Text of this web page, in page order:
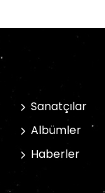
Sanatçılar
Albümler
Haberler